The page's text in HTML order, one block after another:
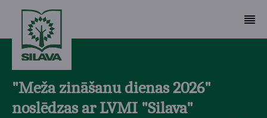
"Meža zināšanu dienas 2026"
noslēdzas ar LVMI "Silava"